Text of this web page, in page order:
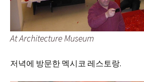
At Architecture Museum
저녁에 방문한 멕시코 레스토랑.